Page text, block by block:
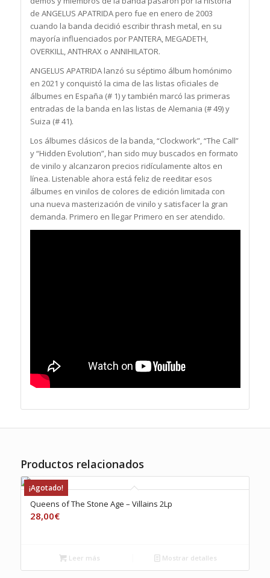
de ANGELUS APATRIDA pero fue en enero de 2003
cuando la banda decidió escribir thrash metal, en su
mayoría influenciados por PANTERA, MEGADETH,
OVERKILL, ANTHRAX o ANNIHILATOR.
ANGELUS APATRIDA lanzó su séptimo álbum homónimo
en 2021 y conquistó la cima de las listas oficiales de
álbumes en España (# 1) y también marcó las primeras
entradas de la banda en las listas de Alemania (# 49) y
Suiza (# 41).
Los álbumes clásicos de la banda, “Clockwork”, “The Call”
y “Hidden Evolution”, han sido muy buscados en formato
de vinilo y alcanzaron precios ridículamente altos en
línea. Listenable ahora está feliz de reeditar esos
álbumes en vinilos de colores de edición limitada con
una nueva masterización de vinilo y satisfacer la gran
demanda. Primero en llegar Primero en ser atendido.
Productos relacionados
¡Agotado!
Queens of The Stone Age – Villains 2Lp
28,00€
Leer más Mostrar detalles